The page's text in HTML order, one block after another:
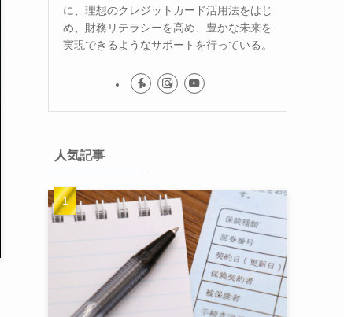
に、理想のクレジットカード活用法をはじ
め、財務リテラシーを高め、豊かな未来を
実現できるようなサポートを行っている。
人気記事